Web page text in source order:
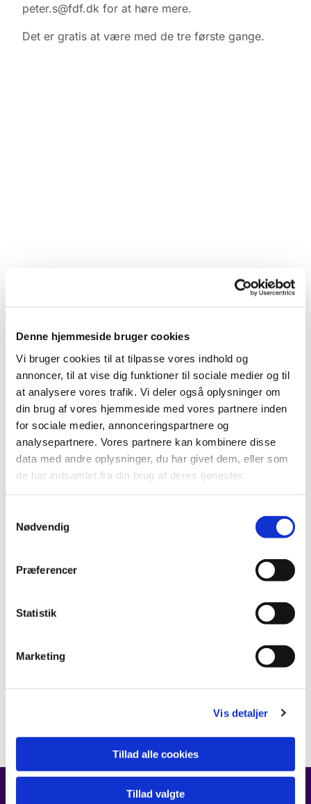
Denne hjemmeside bruger cookies
Vi bruger cookies til at tilpasse vores indhold og
annoncer, til at vise dig funktioner til sociale medier og til
at analysere vores trafik. Vi deler også oplysninger om
din brug af vores hjemmeside med vores partnere inden
for sociale medier, annonceringspartnere og
analysepartnere. Vores partnere kan kombinere disse
data med andre oplysninger, du har givet dem, eller som
de har indsamlet fra din brug af deres tjenester.
Nødvendig
Præferencer
Statistik
Marketing
Vis detaljer
Tillad alle cookies
Tillad valgte
peter.s@fdf.dk for at høre mere.
Det er gratis at være med de tre første gange.
Du vil måske også kunne
lide...